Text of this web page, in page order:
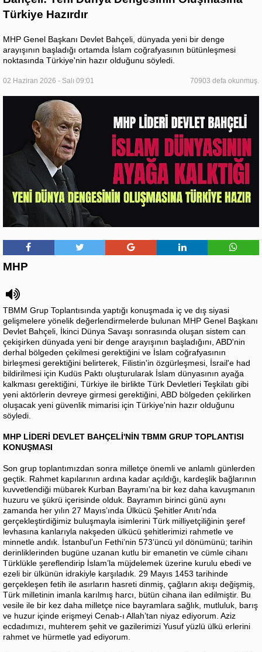
Türkiye Hazırdır
MHP Genel Başkanı Devlet Bahçeli, dünyada yeni bir denge
arayışının başladığı ortamda İslam coğrafyasının bütünleşmesi
noktasında Türkiye'nin hazır olduğunu söyledi.
02 Haziran 2026 - Salı 09:01 70903 defa okunmuş.
MHP
TBMM Grup Toplantısında yaptığı konuşmada iç ve dış siyasi
gelişmelere yönelik değerlendirmelerde bulunan MHP Genel Başkanı
Devlet Bahçeli, İkinci Dünya Savaşı sonrasında oluşan sistem can
çekişirken dünyada yeni bir denge arayışının başladığını, ABD'nin
derhal bölgeden çekilmesi gerektiğini ve İslam coğrafyasının
birleşmesi gerektiğini belirterek, Filistin'in özgürleşmesi, İsrail'e had
bildirilmesi için Kudüs Paktı oluşturularak İslam dünyasının ayağa
kalkması gerektiğini, Türkiye ile birlikte Türk Devletleri Teşkilatı gibi
yeni aktörlerin devreye girmesi gerektiğini, ABD bölgeden çekilirken
oluşacak yeni güvenlik mimarisi için Türkiye'nin hazır olduğunu
söyledi.
MHP LİDERİ DEVLET BAHÇELİ'NİN TBMM GRUP TOPLANTISI
KONUŞMASI
Son grup toplantımızdan sonra milletçe önemli ve anlamlı günlerden
geçtik. Rahmet kapılarının ardına kadar açıldığı, kardeşlik bağlarının
kuvvetlendiği mübarek Kurban Bayramı’na bir kez daha kavuşmanın
huzuru ve şükrü içerisinde olduk. Bayramın birinci günü aynı
zamanda her yılın 27 Mayıs’ında Ülkücü Şehitler Anıtı’nda
gerçekleştirdiğimiz buluşmayla isimlerini Türk milliyetçiliğinin şeref
levhasına kanlarıyla nakşeden ülkücü şehitlerimizi rahmetle ve
minnetle andık. İstanbul’un Fethi’nin 573’üncü yıl dönümünü; tarihin
derinliklerinden bugüne uzanan kutlu bir emanetin ve cümle cihanı
Türklükle şereflendirip İslam’la müjdelemek üzerine kurulu ebedi ve
ezeli bir ülkünün idrakiyle karşıladık. 29 Mayıs 1453 tarihinde
gerçekleşen fetih ile asırların hasreti dinmiş, çağların akışı değişmiş,
Türk milletinin imanla karılmış harcı, bütün cihana ilan edilmiştir. Bu
vesile ile bir kez daha milletçe nice bayramlara sağlık, mutluluk, barış
ve huzur içinde erişmeyi Cenab-ı Allah’tan niyaz ediyorum. Aziz
ecdadımızı, muhterem şehit ve gazilerimizi Yusuf yüzlü ülkü erlerini
rahmet ve hürmetle yad ediyorum.